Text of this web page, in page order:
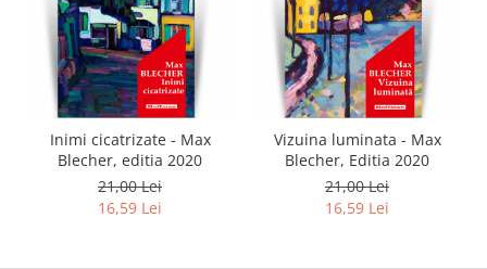
Inimi cicatrizate - Max
Blecher, editia 2020
21,00 Lei
16,59 Lei
Vizuina luminata - Max
Blecher, Editia 2020
21,00 Lei
16,59 Lei